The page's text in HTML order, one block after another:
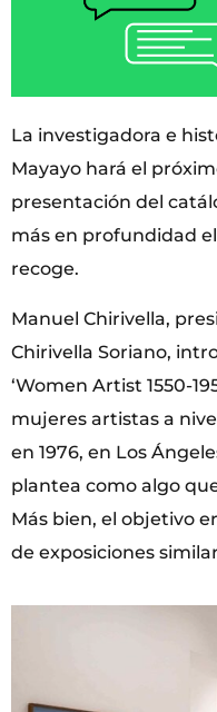
La investigadora e
Mayayo hará el
presentación del
más en profundidad
recoge.
Manuel Chirivella,
Chirivella Soriano,
‘Women Artist 1550-
mujeres artistas a
en 1976, en Los
plantea como algo que
Más bien, el objetivo
de exposiciones